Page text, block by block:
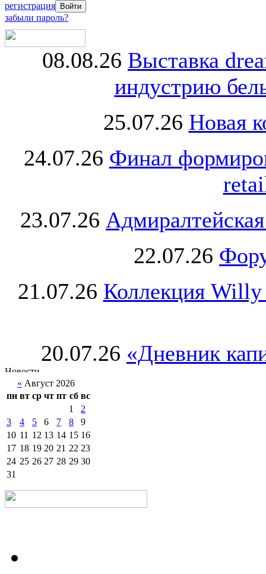
регистрация
забыли пароль?
08.08.26 Выставка
индустрию
25.07.26 Новая
24.07.26 Финал
23.07.26
22.07.26
21.07.26 Коллекция Willy
20.07.26 «Дневник
« Август 2026
пн вт ср чт пт сб вс
1
2
3
4 5 6 7 8
9
10 11 12 13 14 15 16
17 18 19 20 21 22 23
24 25 26 27 28 29 30
31